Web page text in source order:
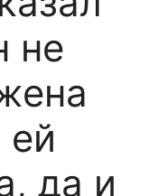
не
ей
да и